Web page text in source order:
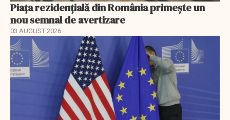
Piața rezidențială din România primește un
nou semnal de avertizare
03 AUGUST 2026